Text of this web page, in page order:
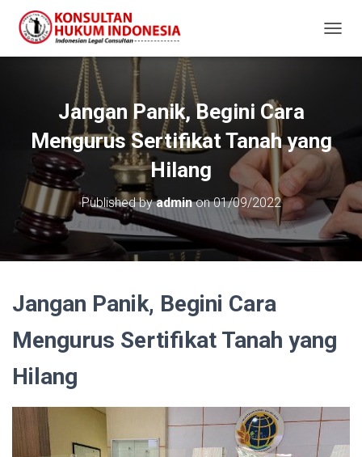
O
A
V
G
A
I
Jangan Panik, Begini Cara
Mengurus Sertifikat Tanah yang
Hilang
Published byadminon01/09/2022
Jangan Panik, Begini Cara
Mengurus Sertifikat Tanah yang
Hilang